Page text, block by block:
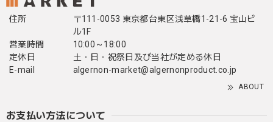
住所
〒111-0053 東京都台東区浅草橋1-21-6 宝山ビ
ル1F
営業時間
10:00～18:00
定休日
土・日・祝祭日及び当社が定める休日
E-mail
algernon-market@algernonproduct.co.jp
ABOUT
お支払い方法について